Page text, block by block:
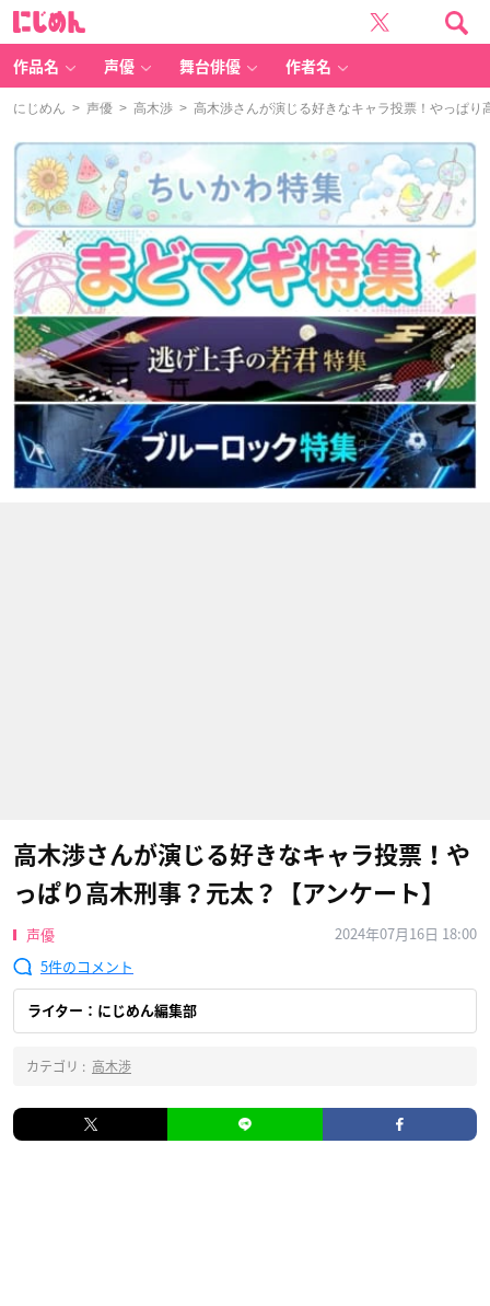
作品名 声優 舞台俳優 作者名
にじめん > 声優 > 高木渉 > 高木渉さんが演じる好きなキャラ投票！やっぱり
高木渉さんが演じる好きなキャラ投票！や
っぱり高木刑事？元太？【アンケート】
声優
2024年07月16日 18:00
5
ライター：にじめん編集部
カテゴリ : 高木渉